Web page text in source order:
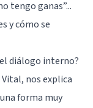
tengo ganas”...
y cómo se
diálogo interno?
nos explica
forma muy